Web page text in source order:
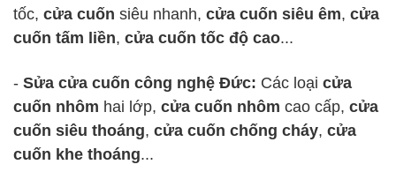
tốc, cửa cuốn siêu nhanh, cửa cuốn siêu êm, cửa
cuốn tấm liền, cửa cuốn tốc độ cao...
- Sửa cửa cuốn công nghệ Đức: Các loại cửa
cuốn nhôm hai lớp, cửa cuốn nhôm cao cấp, cửa
cuốn siêu thoáng, cửa cuốn chống cháy, cửa
cuốn khe thoáng...